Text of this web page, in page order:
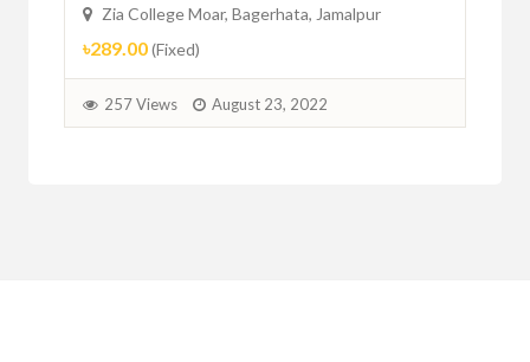
Zia College Moar, Bagerhata, Jamalpur
৳289.00(Fixed)
257 Views August 23, 2022